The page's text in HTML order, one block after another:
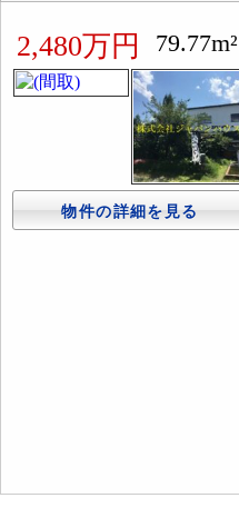
2,480万円 79.77m²
物件の詳細を見る